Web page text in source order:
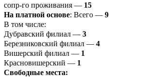
сопр-го проживания — 15
На платной основе: Всего — 9
В том числе:
Дубравский филиал — 3
Березниковский филиал — 4
Вишерский филиал — 1
Красновишерский — 1
Свободные места: